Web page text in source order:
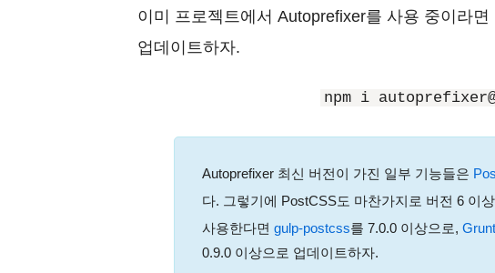
이미 프로젝트에서 Autoprefixer를 사용 중이라
업데이트하자.
npm i
Autoprefixer 최신 버전이 가진 일부 기능들은
다. 그렇기에 PostCSS도 마찬가지로 버전 6 이
사용한다면 gulp-postcss를 7.0.0 이상으로, Grunt
0.9.0 이상으로 업데이트하자.